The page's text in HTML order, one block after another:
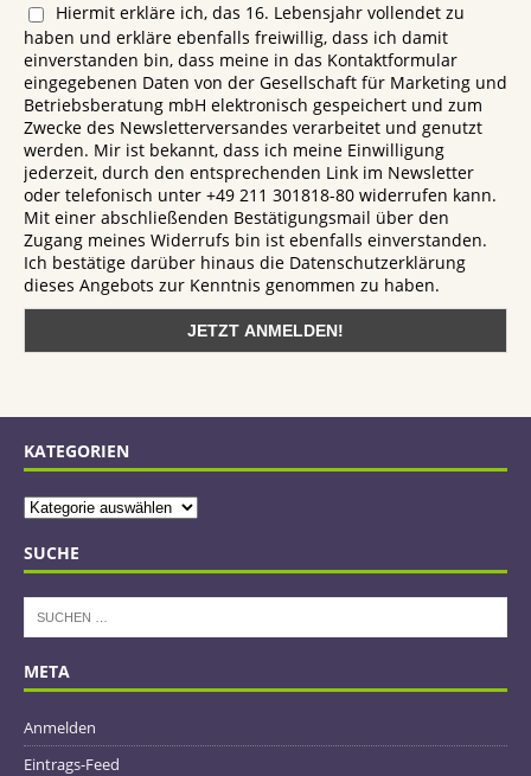
Hiermit erkläre ich, das 16. Lebensjahr vollendet zu
haben und erkläre ebenfalls freiwillig, dass ich damit
einverstanden bin, dass meine in das Kontaktformular
eingegebenen Daten von der Gesellschaft für Marketing und
Betriebsberatung mbH elektronisch gespeichert und zum
Zwecke des Newsletterversandes verarbeitet und genutzt
werden. Mir ist bekannt, dass ich meine Einwilligung
jederzeit, durch den entsprechenden Link im Newsletter
oder telefonisch unter +49 211 301818-80 widerrufen kann.
Mit einer abschließenden Bestätigungsmail über den
Zugang meines Widerrufs bin ist ebenfalls einverstanden.
Ich bestätige darüber hinaus die Datenschutzerklärung
dieses Angebots zur Kenntnis genommen zu haben.
KATEGORIEN
SUCHE
META
Anmelden
Eintrags-Feed